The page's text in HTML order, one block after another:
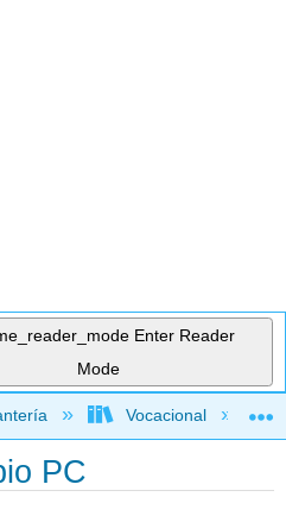
Enter Reader
Mode
jerarquía global
Vocacional
PC